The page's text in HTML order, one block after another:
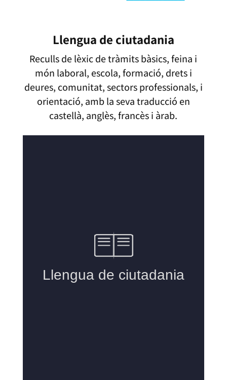
Llengua de ciutadania
Reculls de lèxic de tràmits bàsics, feina i
món laboral, escola, formació, drets i
deures, comunitat, sectors professionals, i
orientació, amb la seva traducció en
castellà, anglès, francès i àrab.